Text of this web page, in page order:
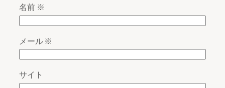
名前 ※
メール※
サイト